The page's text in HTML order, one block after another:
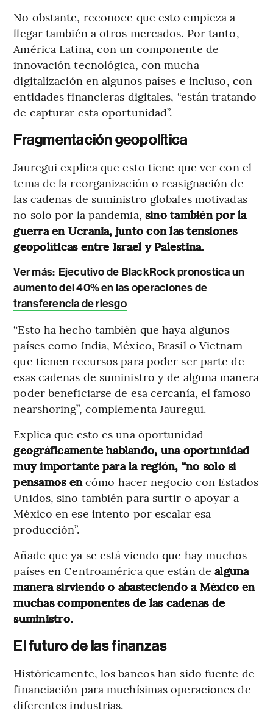
No obstante, reconoce que esto empieza a
llegar también a otros mercados. Por tanto,
América Latina, con un componente de
innovación tecnológica, con mucha
digitalización en algunos países e incluso, con
entidades financieras digitales, “están tratando
de capturar esta oportunidad”.
Fragmentación geopolítica
Jauregui explica que esto tiene que ver con el
tema de la reorganización o reasignación de
las cadenas de suministro globales motivadas
no solo por la pandemia, sino también por la
guerra en Ucrania, junto con las tensiones
geopolíticas entre Israel y Palestina.
Ver más: Ejecutivo de BlackRock pronostica un
aumento del 40% en las operaciones de
transferencia de riesgo
“Esto ha hecho también que haya algunos
países como India, México, Brasil o Vietnam
que tienen recursos para poder ser parte de
esas cadenas de suministro y de alguna manera
poder beneficiarse de esa cercanía, el famoso
nearshoring”, complementa Jauregui.
Explica que esto es una oportunidad
geográficamente hablando, una oportunidad
muy importante para la región, “no solo si
pensamos encómo hacer negocio con Estados
Unidos, sino también para surtir o apoyar a
México en ese intento por escalar esa
producción”.
Añade que ya se está viendo que hay muchos
países en Centroamérica que están de alguna
manera sirviendo o abasteciendo a México en
muchas componentes de las cadenas de
suministro.
El futuro de las finanzas
Históricamente, los bancos han sido fuente de
financiación para muchísimas operaciones de
diferentes industrias.